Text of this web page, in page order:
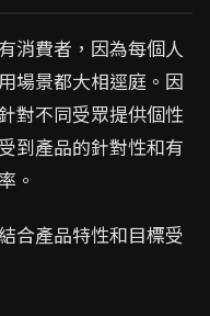
消費者，因為每個人
場景都大相逕庭。因
對不同受眾提供個性
到產品的針對性和有
。
合產品特性和目標受